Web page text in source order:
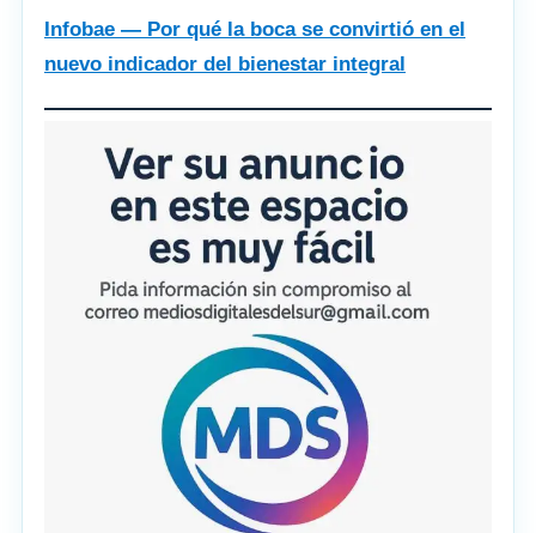
Infobae — Por qué la boca se convirtió en el
nuevo indicador del bienestar integral